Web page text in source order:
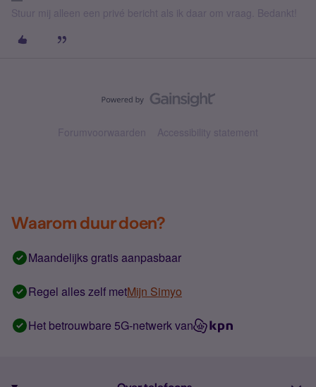
Stuur mij alleen een privé bericht als ik daar om vraag. Bedankt!
Forumvoorwaarden Accessibility statement
Waarom duur doen?
Maandelijks gratis aanpasbaar
Regel alles zelf metMijn Simyo
Het betrouwbare 5G-netwerk van